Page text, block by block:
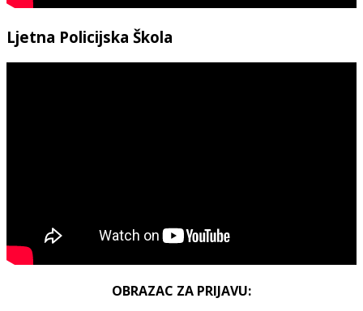
Ljetna Policijska Škola
OBRAZAC ZA PRIJAVU: